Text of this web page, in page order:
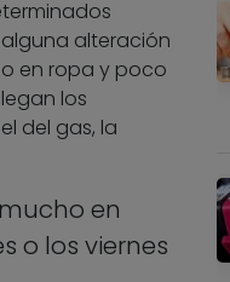
alteración
en ropa y poco
los
del gas, la
en
o los viernes